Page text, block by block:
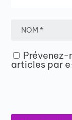
Prévenez-
articles par